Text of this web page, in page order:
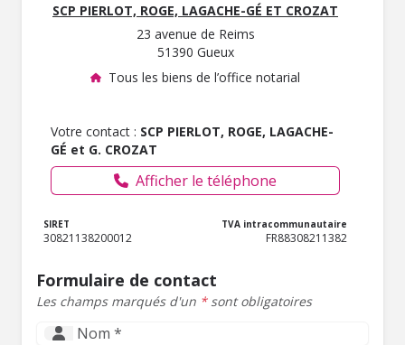
SCP PIERLOT, ROGE, LAGACHE-GÉ ET CROZAT
23 avenue de Reims
51390 Gueux
Tous les biens de l’office notarial
Votre contact : SCP PIERLOT, ROGE, LAGACHE-
GÉ et G. CROZAT
Afficher le téléphone
SIRET
30821138200012
TVA intracommunautaire
FR88308211382
Formulaire de contact
Les champs marqués d'un *sont obligatoires